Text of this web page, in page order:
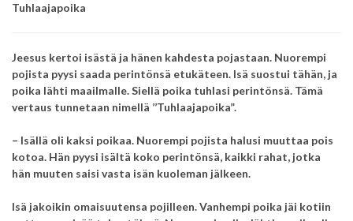
Tuhlaajapoika
Jeesus kertoi isästä ja hänen kahdesta pojastaan. Nuorempi
pojista pyysi saada perintönsä etukäteen. Isä suostui tähän, ja
poika lähti maailmalle.Siellä poika tuhlasi perintönsä. Tämä
vertaus tunnetaan nimellä ’’Tuhlaajapoika”.
– Isällä oli kaksi poikaa. Nuorempi pojista halusi muuttaa pois
kotoa. Hän pyysi isältä koko perintönsä, kaikki rahat, jotka
hän muuten saisi vasta isän kuoleman jälkeen.
Isä jakoikin omaisuutensa pojilleen. Vanhempi poika jäi kotiin